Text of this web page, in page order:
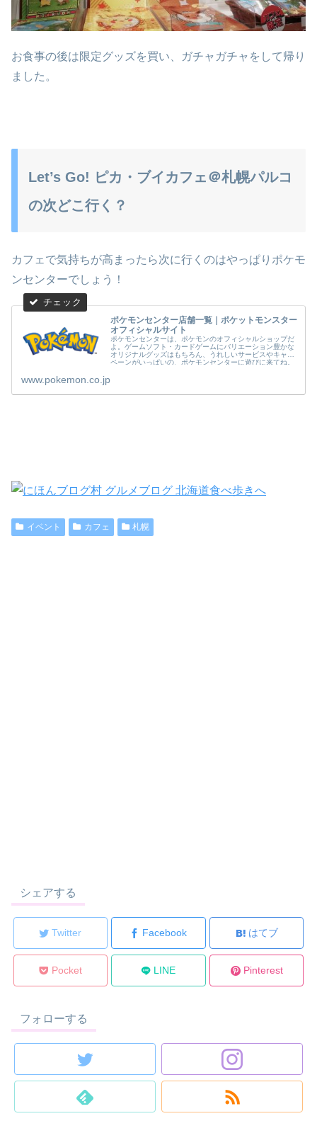
お食事の後は限定グッズを買い、ガチャガチャをして帰り
ました。
Let’s Go! ピカ・ブイカフェ＠札幌パルコ
の次どこ行く？
カフェで気持ちが高まったら次に行くのはやっぱりポケモ
ンセンターでしょう！
ポケモンセンター店舗一覧｜ポケットモンスター
オフィシャルサイト
ポケモンセンターは、ポケモンのオフィシャルショップだ
よ。ゲームソフト・カードゲームにバリエーション豊かな
オリジナルグッズはもちろん、うれしいサービスやキャン
ペーンがいっぱいの、ポケモンセンターに遊びに来てね。
www.pokemon.co.jp
イベント カフェ 札幌
シェアする
Twitter Facebook はてブ
Pocket LINE Pinterest
フォローする